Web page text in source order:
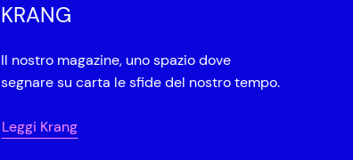
KRANG
Il nostro magazine, uno spazio dove
segnare su carta le sfide del nostro tempo.
Leggi Krang